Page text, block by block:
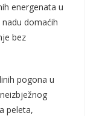
energenata u
domaćih
bez
pogona u
peleta,